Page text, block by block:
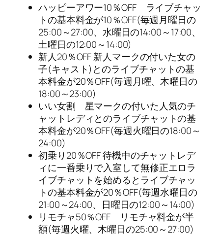
ハッピーアワー10％OFF ライブチャッ
トの基本料金が10％OFF(毎週月曜日の
25:00～27:00、水曜日の14:00～17:00、
土曜日の12:00～14:00)
新人20％OFF 新人マークの付いた女の
子(キャスト)とのライブチャットの基
本料金が20％OFF(毎週月曜、木曜日の
18:00～23:00)
いい女割 星マークの付いた人気のチ
ャットレディとのライブチャットの基
本料金が20％OFF(毎週火曜日の18:00～
24:00)
初乗り20％OFF 待機中のチャットレデ
ィに一番乗りで入室して無修正エロラ
イブチャットを始めるとライブチャッ
トの基本料金が20％OFF(毎週水曜日の
21:00～24:00、日曜日の12:00～14:00)
リモチャ50％OFF リモチャ料金が半
額(毎週火曜、木曜日の25:00～27:00)